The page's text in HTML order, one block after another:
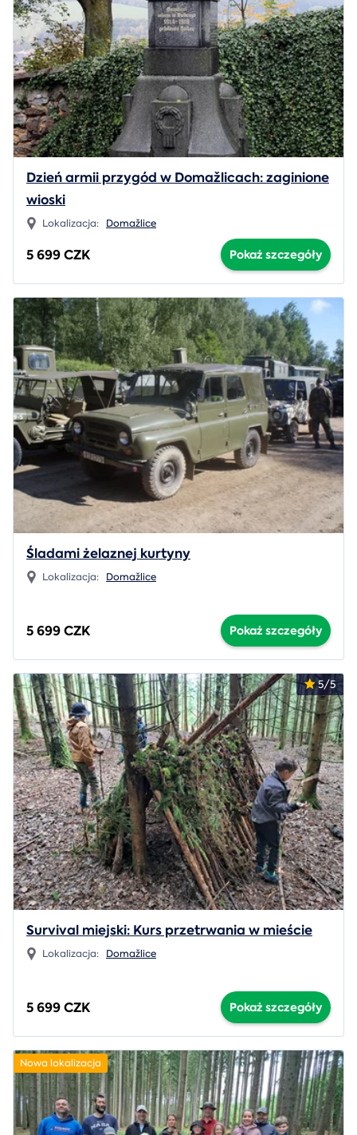
Dzień armii przygód w Domažlicach: zaginione
wioski
Lokalizacja: Domažlice
5 699 CZK Pokaż szczegóły
Śladami żelaznej kurtyny
Lokalizacja: Domažlice
5 699 CZK Pokaż szczegóły
5/5
Survival miejski: Kurs przetrwania w mieście
Lokalizacja: Domažlice
5 699 CZK Pokaż szczegóły
Nowa lokalizacja